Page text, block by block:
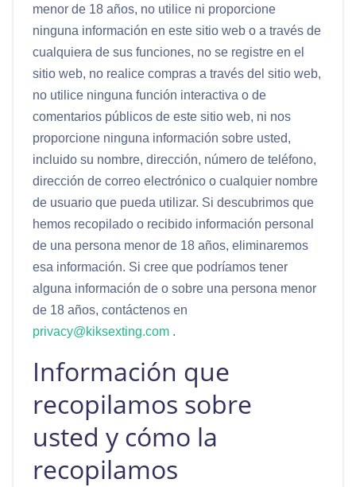
menor de 18 años, no utilice ni proporcione
ninguna información en este sitio web o a través de
cualquiera de sus funciones, no se registre en el
sitio web, no realice compras a través del sitio web,
no utilice ninguna función interactiva o de
comentarios públicos de este sitio web, ni nos
proporcione ninguna información sobre usted,
incluido su nombre, dirección, número de teléfono,
dirección de correo electrónico o cualquier nombre
de usuario que pueda utilizar. Si descubrimos que
hemos recopilado o recibido información personal
de una persona menor de 18 años, eliminaremos
esa información. Si cree que podríamos tener
alguna información de o sobre una persona menor
de 18 años, contáctenos en
privacy@kiksexting.com .
Información que
recopilamos sobre
usted y cómo la
recopilamos